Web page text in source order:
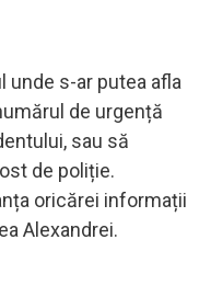
unde s-ar putea afla
de urgență
sau să
de poliție.
oricărei informații
Alexandrei.